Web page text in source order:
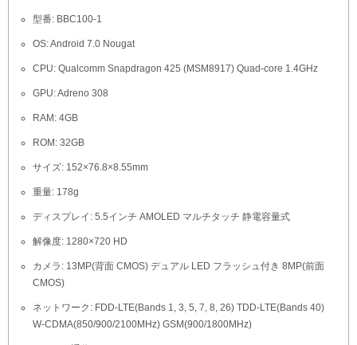
型番: BBC100-1
OS: Android 7.0 Nougat
CPU: Qualcomm Snapdragon 425 (MSM8917) Quad-core 1.4GHz
GPU: Adreno 308
RAM: 4GB
ROM: 32GB
サイズ: 152×76.8×8.55mm
重量: 178g
ディスプレイ: 5.5インチ AMOLED マルチタッチ 静電容量式
解像度: 1280×720 HD
カメラ: 13MP(背面 CMOS) デュアル LED フラッシュ付き 8MP(前面
CMOS)
ネットワーク: FDD-LTE(Bands 1, 3, 5, 7, 8, 26) TDD-LTE(Bands 40)
W-CDMA(850/900/2100MHz) GSM(900/1800MHz)